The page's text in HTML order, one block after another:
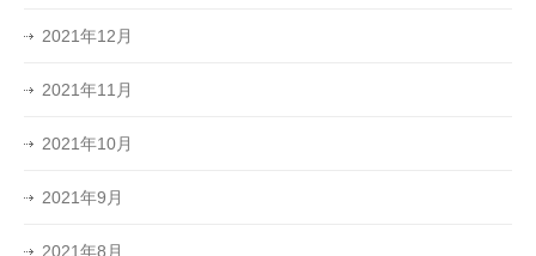
2021年12月
2021年11月
2021年10月
2021年9月
2021年8月